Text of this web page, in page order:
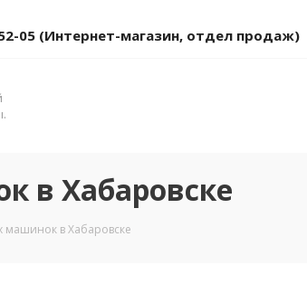
05 (Интернет-магазин, отдел продаж)
в Хабаровске
машинок в Хабаровске